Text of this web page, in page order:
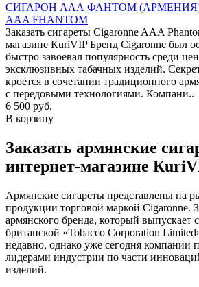
СИГАРОН ААА ФАНТОМ (АРМЕНИЯ) -
AAA FHANTOM
Заказать сигареты Cigaronne AAA
магазине КuriVIP Бренд Cigaronne был
быстро завоевал популярность среди
эксклюзивных табачных изделий.
кроется в сочетании традиционного
с передовыми технологиями. Компани..
6 500 руб.
В корзину
Заказать армянские
интернет-магазине
Армянские сигареты представлены на
продукции торговой маркой Cigaronne.
армянского бренда, который выпускает
британской «Tobacco Corporation
недавно, однако уже сегодня компании
лидерами индустрии по части
изделий.